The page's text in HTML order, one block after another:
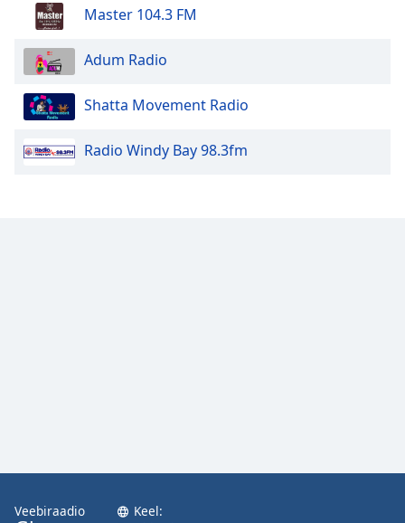
Background
Color
Opacity
Dialog
Master 104.3 FM
Adum Radio
Shatta Movement Radio
Radio Windy Bay 98.3fm
Veebiraadio
Keel: